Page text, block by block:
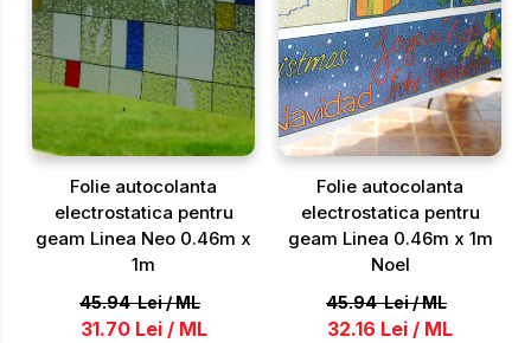
Folie autocolanta
electrostatica pentru
geam Linea Neo 0.46m x
1m
45.94 Lei/ML
31.70 Lei / ML
Folie autocolanta
electrostatica pentru
geam Linea 0.46m x 1m
Noel
45.94 Lei/ML
32.16 Lei / ML